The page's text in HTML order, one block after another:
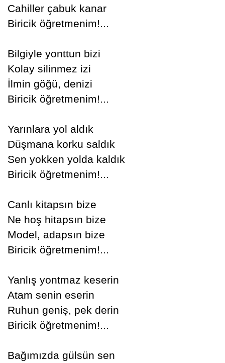
Cahiller çabuk kanar
Biricik öğretmenim!...
Bilgiyle yonttun bizi
Kolay silinmez izi
İlmin göğü, denizi
Biricik öğretmenim!...
Yarınlara yol aldık
Düşmana korku saldık
Sen yokken yolda kaldık
Biricik öğretmenim!...
Canlı kitapsın bize
Ne hoş hitapsın bize
Model, adapsın bize
Biricik öğretmenim!...
Yanlış yontmaz keserin
Atam senin eserin
Ruhun geniş, pek derin
Biricik öğretmenim!...
Bağımızda gülsün sen